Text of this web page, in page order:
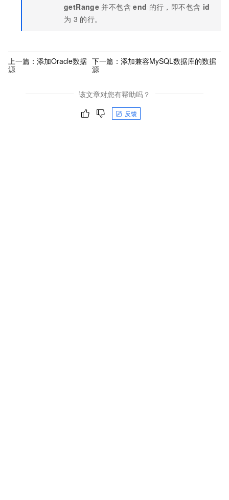
getRange 并不包含 end 的行，即不包含 id
为 3 的行。
上一篇： 添加Oracle数据
源
下一篇：添加兼容MySQL数据库的数据
源
该文章对您有帮助吗？
反馈